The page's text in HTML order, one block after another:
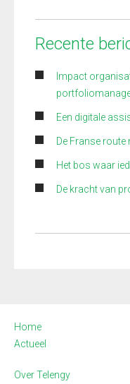
Recente
Impact
Een digitale
De Franse route
Het bos waar
De kracht van
Home
Actueel
Over Telengy